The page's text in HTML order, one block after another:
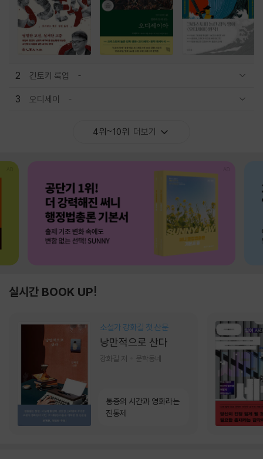
2 긴토키 룩업
3 오디세이
4위~10위 더보기
실시간 BOOK UP!
소설가 강화길 첫 산문
낭만적으로 산다
강화길 저 문학동네
통증의 시간과 영화라는
진통제